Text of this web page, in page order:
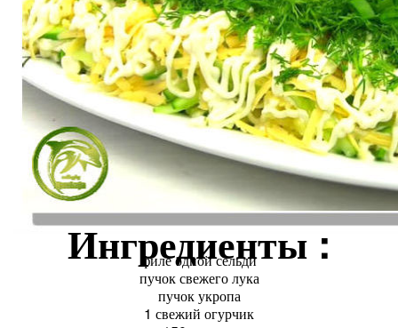
Ингредиенты :
филе одной сельди
пучок свежего лука
пучок укропа
1 свежий огурчик